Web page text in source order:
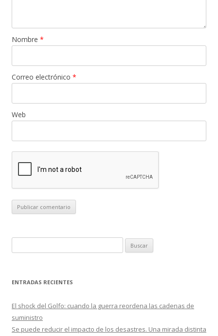
Nombre *
Correo electrónico *
Web
u
c
r
ENTRADAS RECIENTES
El shock del Golfo: cuando la guerra reordena las cadenas de
suministro
Se puede reducir el impacto de los desastres. Una mirada distinta